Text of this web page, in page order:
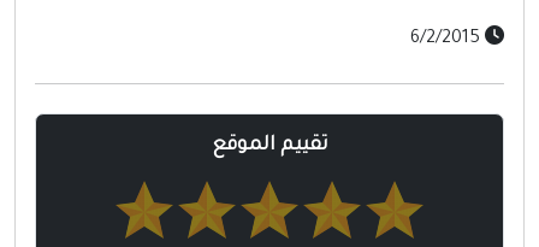
تقييم الموقع